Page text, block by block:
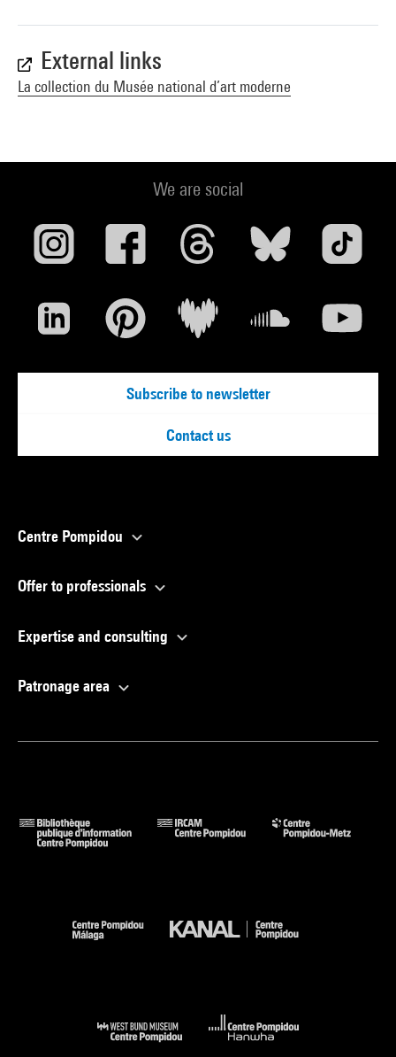
External links
La collection du Musée national d’art moderne
We are social
Subscribe to newsletter
Contact us
Centre Pompidou
Offer to professionals
Expertise and consulting
Patronage area